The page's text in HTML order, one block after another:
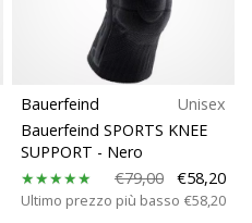
Bauerfeind
Unisex
Bauerfeind SPORTS KNEE
SUPPORT - Nero
€79,00
€58,20
Ultimo prezzo più basso €58,20